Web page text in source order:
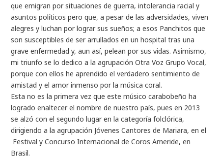
que emigran por situaciones de guerra, intolerancia racial y
asuntos políticos pero que, a pesar de las adversidades, viven
alegres y luchan por lograr sus sueños; a esos Panchitos que
son susceptibles de ser arrullados en un hospital tras una
grave enfermedad y, aun así, pelean por sus vidas. Asimismo,
mi triunfo se lo dedico a la agrupación Otra Voz Grupo Vocal,
porque con ellos he aprendido el verdadero sentimiento de
amistad y el amor inmenso por la música coral.
Esta no es la primera vez que este músico carabobeño ha
logrado enaltecer el nombre de nuestro país, pues en 2013
se alzó con el segundo lugar en la categoría folclórica,
dirigiendo a la agrupación Jóvenes Cantores de Mariara, en el
Festival y Concurso Internacional de Coros Ameride, en
Brasil.